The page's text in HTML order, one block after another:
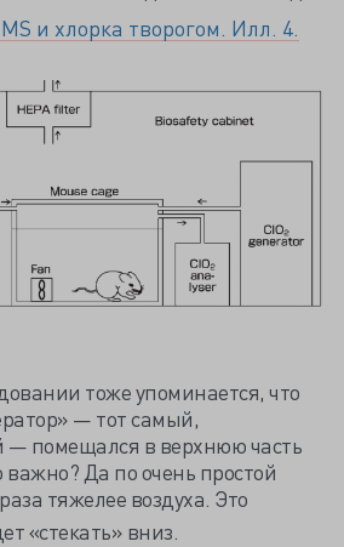
и хлорка творогом. Илл. 4.
тоже упоминается, что
— тот самый,
помещался в верхнюю часть
важно? Да по очень простой
тяжелее воздуха. Это
«стекать» вниз.